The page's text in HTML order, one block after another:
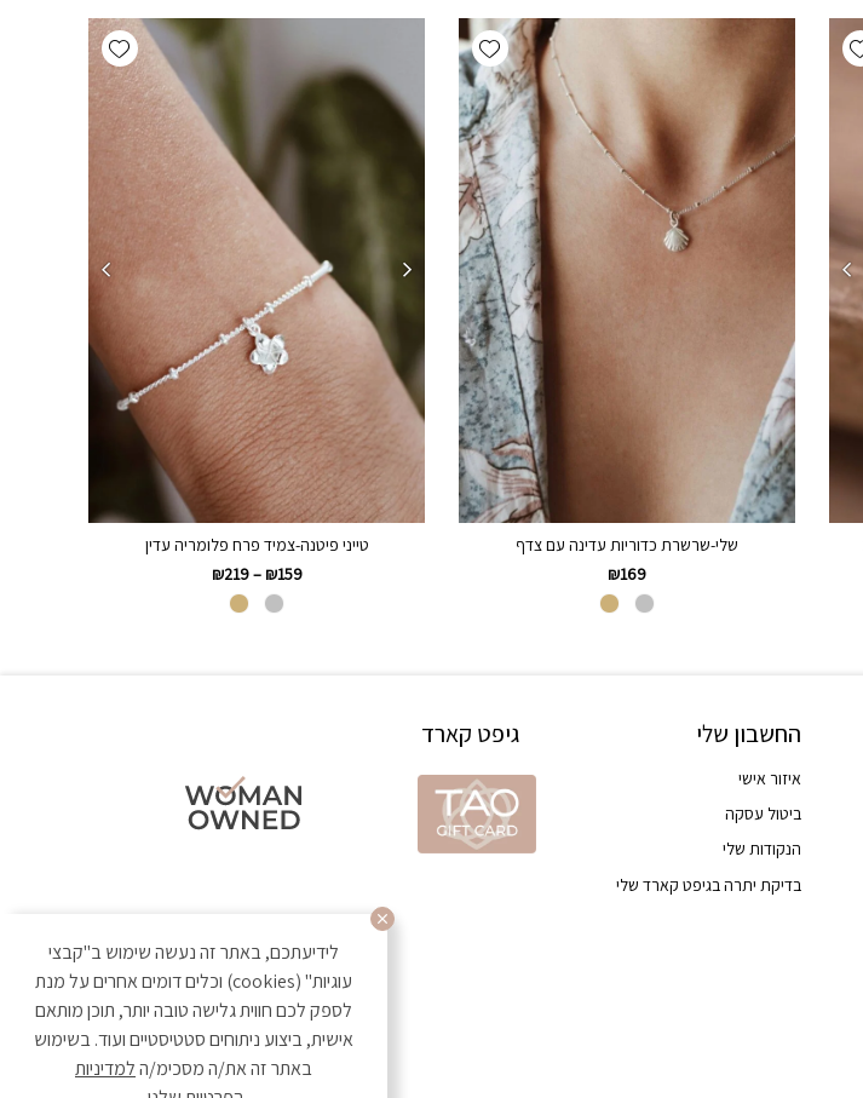
Add wishlist
Add wishlist
שלי-שרשרת כדוריות עדינה עם צדף
₪169
Add wishlist
טייני פיטנה-צמיד פרח פלומריה עדין
₪159
–
₪219
החשבון שלי
איזור אישי
ביטול עסקה
הנקודות שלי
בדיקת יתרה בגיפט קארד שלי
גיפט קארד
לידיעתכם, באתר זה נעשה שימוש ב"קבצי
עוגיות" (cookies) וכלים דומים אחרים על מנת
לספק לכם חווית גלישה טובה יותר, תוכן מותאם
אישית, ביצוע ניתוחים סטטיסטיים ועוד. בשימוש
באתר זה את/ה מסכימ/הלמדיניות